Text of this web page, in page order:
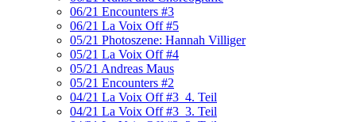
06/21 Encounters #3
06/21 La Voix Off #5
05/21 Photoszene: Hannah Villiger
05/21 La Voix Off #4
05/21 Andreas Maus
05/21 Encounters #2
04/21 La Voix Off #3_4. Teil
04/21 La Voix Off #3_3. Teil